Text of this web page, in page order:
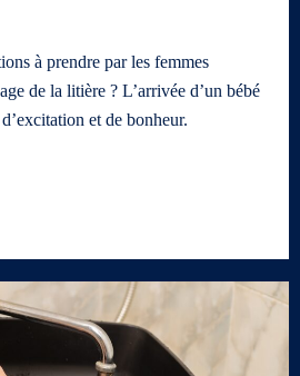
à prendre par les femmes
de la litière ? L’arrivée d’un bébé
et de bonheur.